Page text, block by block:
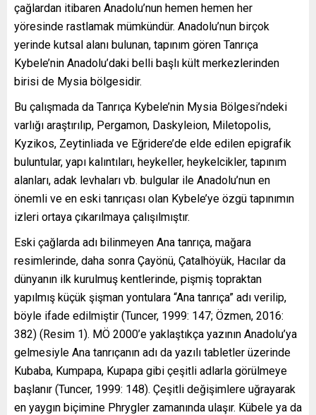
çağlardan itibaren Anadolu’nun hemen hemen her
yöresinde rastlamak mümkündür. Anadolu’nun birçok
yerinde kutsal alanı bulunan, tapınım gören Tanrıça
Kybele’nin Anadolu’daki belli başlı kült merkezlerinden
birisi de Mysia bölgesidir.
Bu çalışmada da Tanrıça Kybele’nin Mysia Bölgesi’ndeki
varlığı araştırılıp, Pergamon, Daskyleion, Miletopolis,
Kyzikos, Zeytinliada ve Eğridere’de elde edilen epigrafik
buluntular, yapı kalıntıları, heykeller, heykelcikler, tapınım
alanları, adak levhaları vb. bulgular ile Anadolu’nun en
önemli ve en eski tanrıçası olan Kybele’ye özgü tapınımın
izleri ortaya çıkarılmaya çalışılmıştır.
Eski çağlarda adı bilinmeyen Ana tanrıça, mağara
resimlerinde, daha sonra Çayönü, Çatalhöyük, Hacılar da
dünyanın ilk kurulmuş kentlerinde, pişmiş topraktan
yapılmış küçük şişman yontulara “Ana tanrıça” adı verilip,
böyle ifade edilmiştir (Tuncer, 1999: 147; Özmen, 2016:
382) (Resim 1). MÖ 2000’e yaklaştıkça yazının Anadolu’ya
gelmesiyle Ana tanrıçanın adı da yazılı tabletler üzerinde
Kubaba, Kumpapa, Kupapa gibi çeşitli adlarla görülmeye
başlanır (Tuncer, 1999: 148). Çeşitli değişimlere uğrayarak
en yaygın biçimine Phrygler zamanında ulaşır. Kübele ya da